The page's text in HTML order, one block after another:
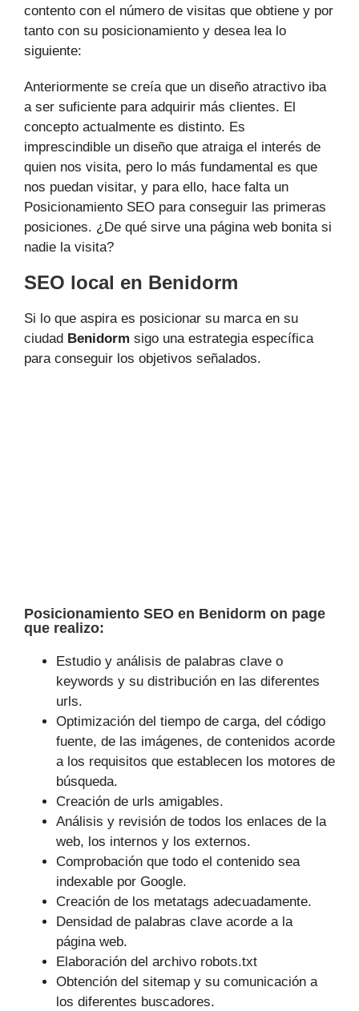
contento con el número de visitas que obtiene y por
tanto con su posicionamiento y desea lea lo
siguiente:
Anteriormente se creía que un diseño atractivo iba
a ser suficiente para adquirir más clientes. El
concepto actualmente es distinto. Es
imprescindible un diseño que atraiga el interés de
quien nos visita, pero lo más fundamental es que
nos puedan visitar, y para ello, hace falta un
Posicionamiento SEO para conseguir las primeras
posiciones. ¿De qué sirve una página web bonita si
nadie la visita?
SEO local en Benidorm
Si lo que aspira es posicionar su marca en su
ciudad Benidorm sigo una estrategia específica
para conseguir los objetivos señalados.
Posicionamiento SEO en Benidorm on page
que realizo:
Estudio y análisis de palabras clave o
keywords y su distribución en las diferentes
urls.
Optimización del tiempo de carga, del código
fuente, de las imágenes, de contenidos acorde
a los requisitos que establecen los motores de
búsqueda.
Creación de urls amigables.
Análisis y revisión de todos los enlaces de la
web, los internos y los externos.
Comprobación que todo el contenido sea
indexable por Google.
Creación de los metatags adecuadamente.
Densidad de palabras clave acorde a la
página web.
Elaboración del archivo robots.txt
Obtención del sitemap y su comunicación a
los diferentes buscadores.